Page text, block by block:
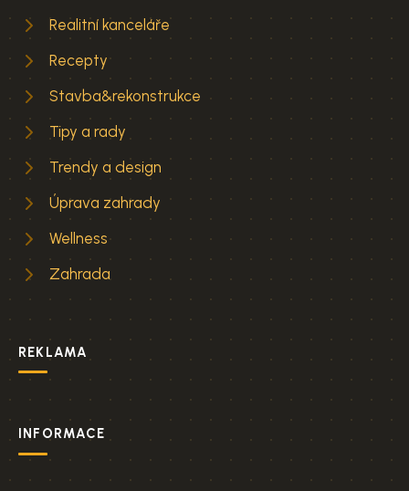
Realitní kanceláře
Recepty
Stavba&rekonstrukce
Tipy a rady
Trendy a design
Úprava zahrady
Wellness
Zahrada
REKLAMA
INFORMACE